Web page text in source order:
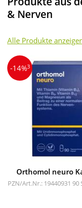
& Nerven
Alle Produkte
-14%3
Orthomol neuro
PZN/Art.Nr.: 19440931 90